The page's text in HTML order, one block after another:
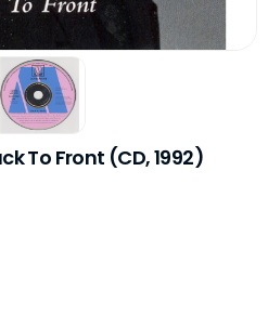
To Front (CD, 1992)